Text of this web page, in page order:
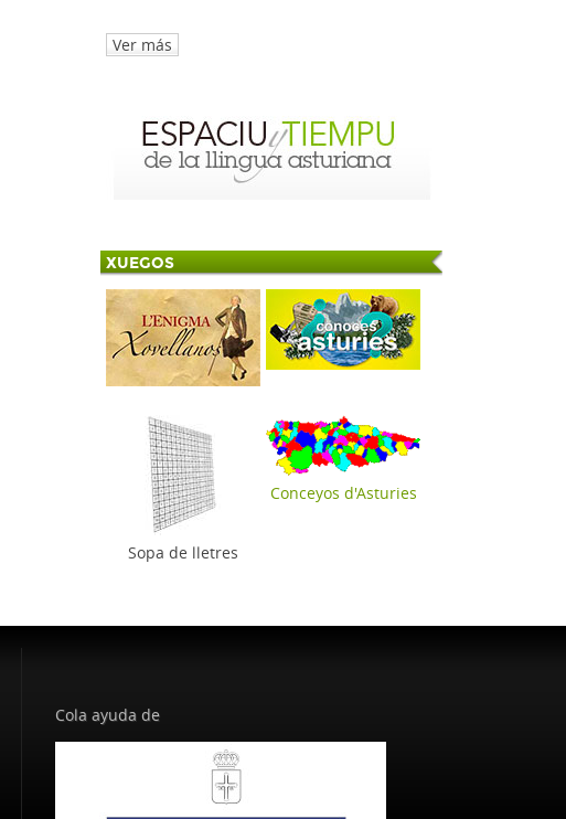
Ver más
XUEGOS
Sopa de lletres
Conceyos d'Asturies
Cola ayuda de